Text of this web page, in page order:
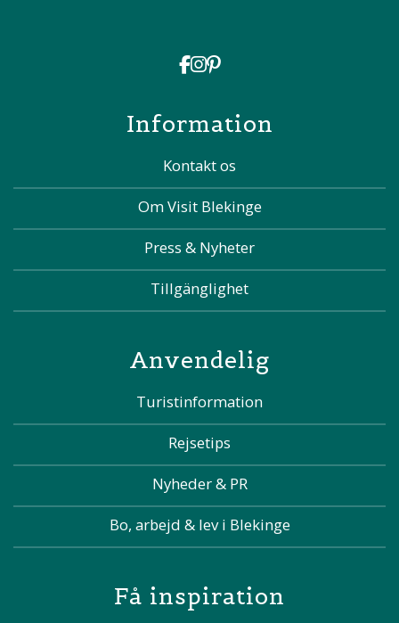
Information
Kontakt os
Om Visit Blekinge
Press & Nyheter
Tillgänglighet
Anvendelig
Turistinformation
Rejsetips
Nyheder & PR
Bo, arbejd & lev i Blekinge
Få inspiration